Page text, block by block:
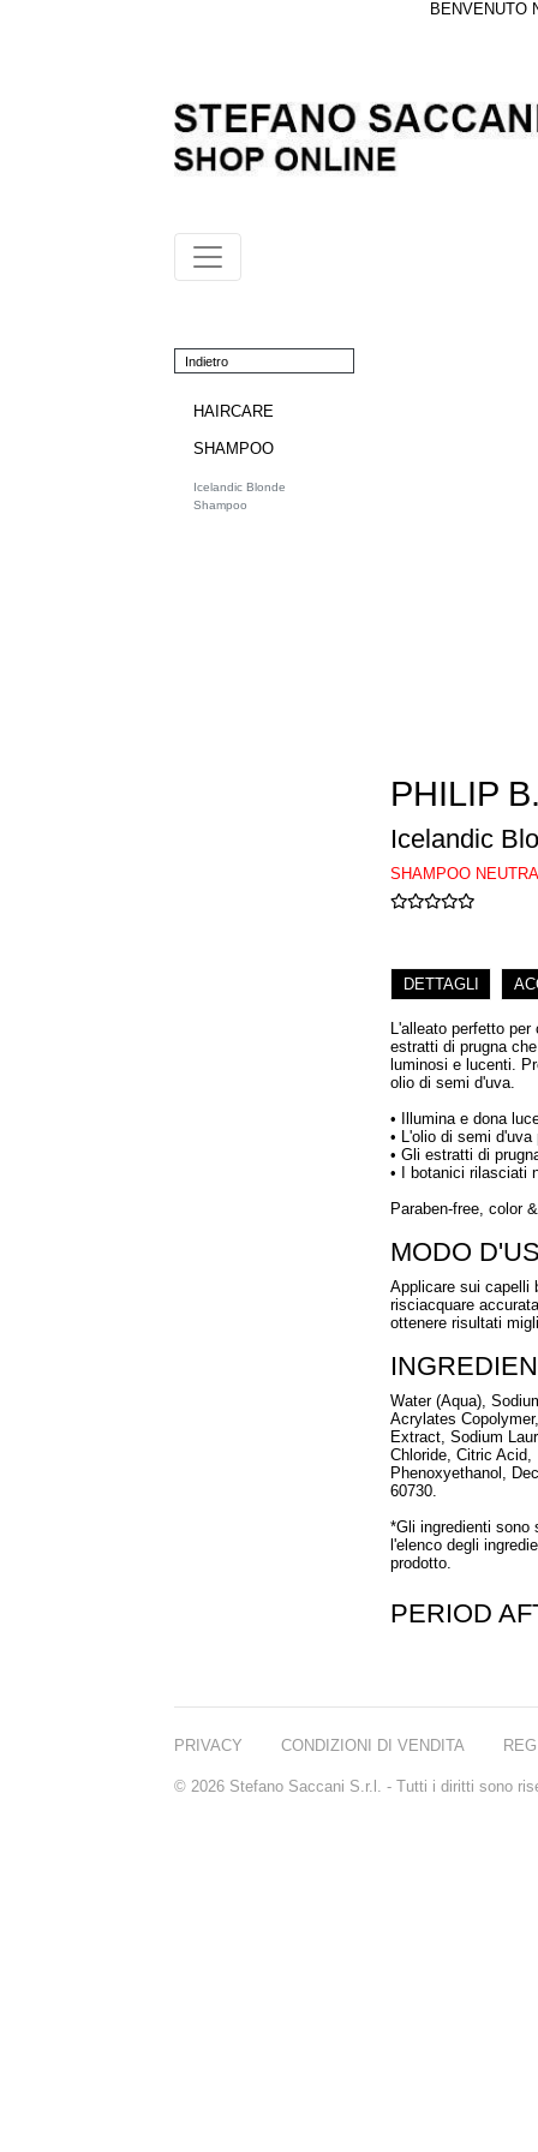
BENVENUTO
Indietro
HAIRCARE
SHAMPOO
Icelandic Blonde
Shampoo
PHILIP
Icelandic
SHAMPOO
DETTAGLI
L'alleato perfetto
estratti di prugna
luminosi e lucenti.
olio di semi d'uva.
• Illumina e dona
• L'olio di semi
• Gli estratti di
• I botanici rilasciati
Paraben-free, color
MODO
Applicare sui capelli
risciacquare
ottenere risultati
Water (Aqua),
Acrylates
Extract, Sodium
Chloride, Citric
Phenoxyethanol,
60730.
*Gli ingredienti sono
l'elenco degli
prodotto.
PERIOD
PRIVACY CONDIZIONI DI VENDITA
© 2026 Stefano Saccani S.r.l. - Tutti i diritti sono